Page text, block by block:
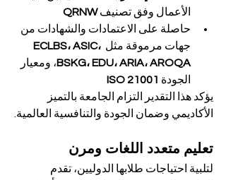
الأعمال وفق تصنيف QRNW
حاصلة على الاعتمادات والشهادات من
جهات مرموقة مثل ECLBS، ASIC،
BSKG، EDU، ARIA، AROQA، ومعيار
الجودة ISO 21001
يؤكد هذا التقدير التزام الجامعة بالتميز
الأكاديمي وضمان الجودة والتنافسية العالمية.
تعليم متعدد اللغات ومرن
لتلبية احتياجات طلابها الدوليين، تقدم